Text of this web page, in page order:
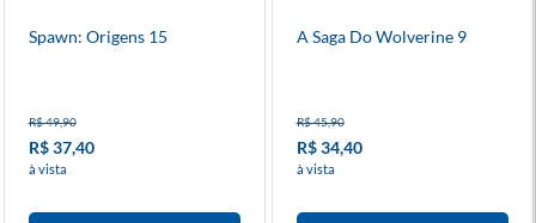
Spawn: Origens 15
R$ 49,90
R$ 37,40
à vista
A Saga Do Wolverine 9
R$ 45,90
R$ 34,40
à vista